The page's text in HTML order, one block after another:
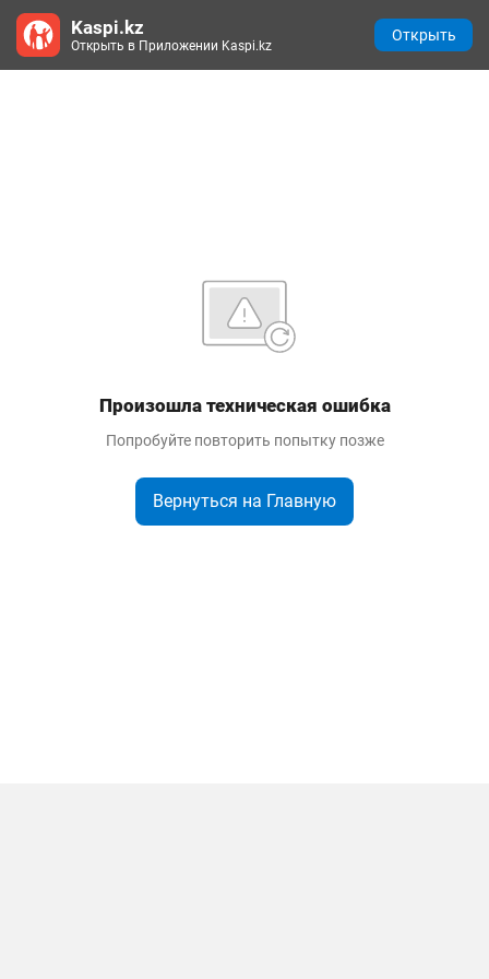
Произошла техническая ошибка
Попробуйте повторить попытку позже
Вернуться на Главную
Kaspi.kz
Открыть в Приложении Kaspi.kz
Открыть